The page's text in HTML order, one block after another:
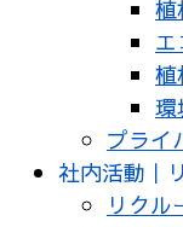
植
植
環
プライ
社内活動｜
リクル